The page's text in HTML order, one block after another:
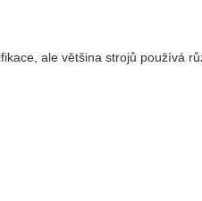
ale většina strojů používá